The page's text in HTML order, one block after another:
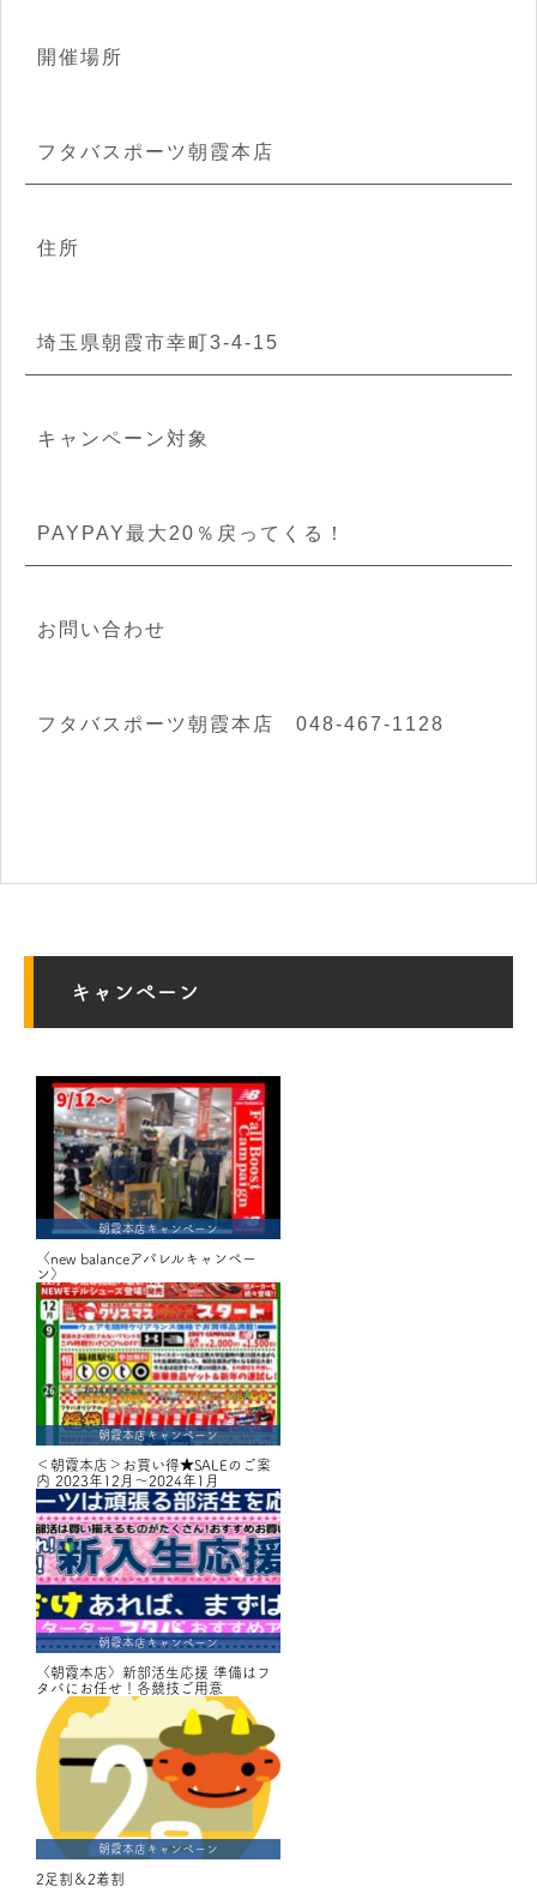
開催場所
フタバスポーツ朝霞本店
住所
埼玉県朝霞市幸町3-4-15
キャンペーン対象
PAYPAY最大20％戻ってくる！
お問い合わせ
フタバスポーツ朝霞本店 048-467-1128
キャンペーン
朝霞本店キャンペーン
〈new balanceアパレルキャンペー
ン〉
朝霞本店キャンペーン
＜朝霞本店＞お買い得★SALEのご案
内 2023年12月～2024年1月
朝霞本店キャンペーン
〈朝霞本店〉新部活生応援 準備はフ
タバにお任せ！各競技ご用意
朝霞本店キャンペーン
2足割＆2着割